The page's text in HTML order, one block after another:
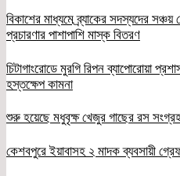
বিকাশের মাধ্যমে ব্র্যাকের সদস্যদের
প্রচারণার পাশাপাশি মাস্ক বিতরণ
চিটাগাংরোডে মুরগি রিপন ব্যাপোরোয়া
হস্তক্ষেপ কামনা
শুরু হয়েছে মধুবৃক্ষ খেজুর গাছের রস
কেশবপুরে ইয়াবাসহ ২ মাদক ব্যবসায়ী